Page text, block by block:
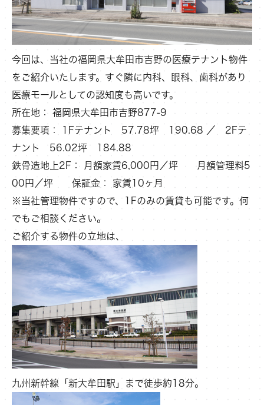
今回は、当社の福岡県大牟田市吉野の医療テナント物件
をご紹介いたします。すぐ隣に内科、眼科、歯科があり
医療モールとしての認知度も高いです。
所在地： 福岡県大牟田市吉野877-9
募集要項： 1Fテナント 57.78坪 190.68 ／ 2Fテ
ナント 56.02坪 184.88
鉄骨造地上2F： 月額家賃6,000円／坪 月額管理料5
00円／坪 保証金： 家賃10ヶ月
※当社管理物件ですので、1Fのみの賃貸も可能です。何
でもご相談ください。
ご紹介する物件の立地は、
九州新幹線「新大牟田駅」まで徒歩約18分。